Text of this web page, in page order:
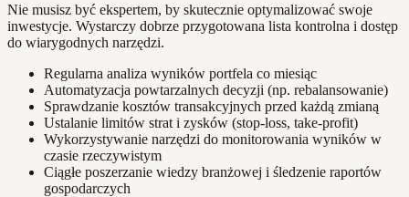
Nie musisz być ekspertem, by skutecznie optymalizować swoje
inwestycje. Wystarczy dobrze przygotowana lista kontrolna i dostęp
do wiarygodnych narzędzi.
Regularna analiza wyników portfela co miesiąc
Automatyzacja powtarzalnych decyzji (np. rebalansowanie)
Sprawdzanie kosztów transakcyjnych przed każdą zmianą
Ustalanie limitów strat i zysków (stop-loss, take-profit)
Wykorzystywanie narzędzi do monitorowania wyników w
czasie rzeczywistym
Ciągłe poszerzanie wiedzy branżowej i śledzenie raportów
gospodarczych